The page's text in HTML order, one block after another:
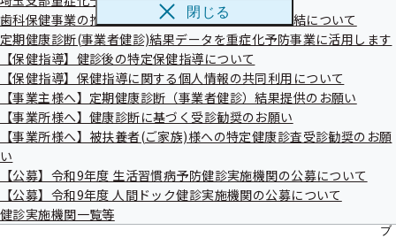
い
わ
届
出
先
一
覧
サ
ブ
ニ
閉じる
診
の
ブ
歯科保健事業の推進に向けた研究に関する覚書の締結について
定期健康診断(事業者健診)結果データを重症化予防事業に活用します
【保健指導】健診後の特定保健指導について
【保健指導】保健指導に関する個人情報の共同利用について
【事業主様へ】定期健康診断（事業者健診）結果提供のお願い
【事業所様へ】健康診断に基づく受診勧奨のお願い
【事業所様へ】被扶養者(ご家族)様への特定健康診査受診勧奨のお願
い
【公募】令和9年度 生活習慣病予防健診実施機関の公募について
【公募】令和9年度 人間ドック健診実施機関の公募について
健診実施機関一覧等
健診パンフレット（生活習慣病予防健診）の記載内容変
更について
健診パンフレット（特定健康診査）
検査項目について
作成 令和08年04月06日